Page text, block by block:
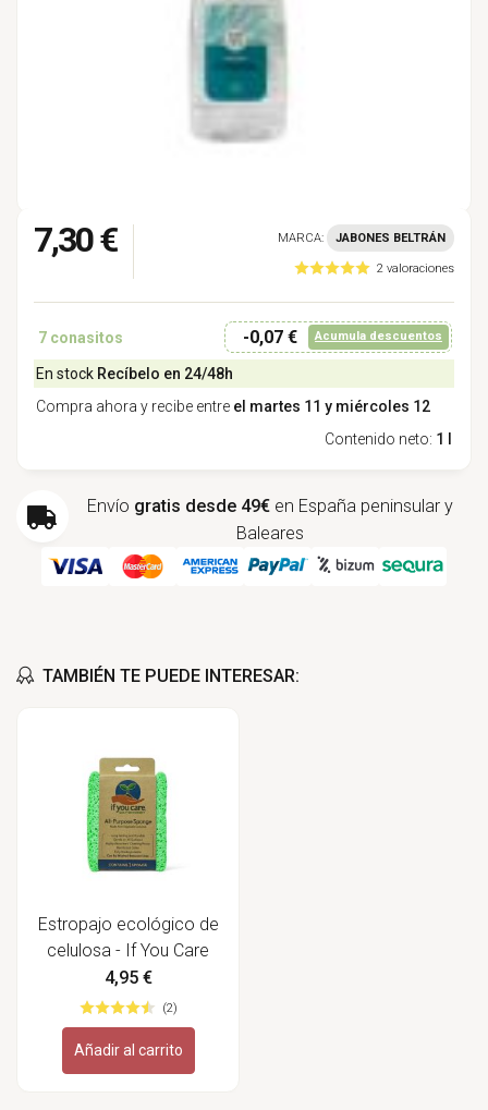
7,30 € MARCA: JABONES BELTRÁN
2 valoraciones
7 conasitos -0,07 € Acumula descuentos
En stock Recíbelo en 24/48h
Compra ahora y recibe entre el martes 11 y miércoles 12
Contenido neto: 1 l
Envío gratis desde 49€ en España peninsular y
Baleares
TAMBIÉN TE PUEDE INTERESAR:
Estropajo ecológico de
celulosa - If You Care
4,95 €
(2)
Añadir al carrito